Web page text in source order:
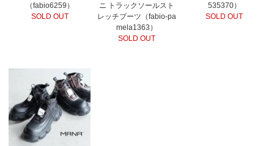
（fabio6259）
SOLD OUT
ニ トラックソールスト
レッチブーツ（fabio-pa
mela1363）
SOLD OUT
535370）
SOLD OUT